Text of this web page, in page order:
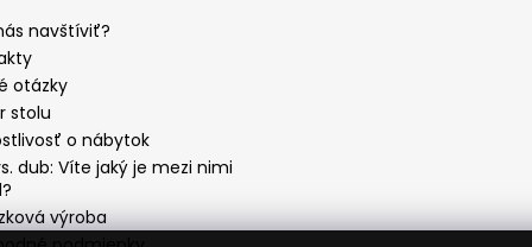
navštíviť?
otázky
stolu
o nábytok
dub: Víte jaký je mezi nimi
výroba